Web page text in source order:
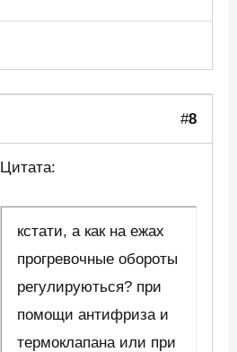
#8
Цитата:
кстати, а как на ежах
прогревочные обороты
регулируються? при
помощи антифриза и
термоклапана или при